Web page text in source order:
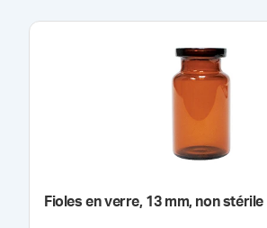
Fioles en verre, 13 mm, non stérile